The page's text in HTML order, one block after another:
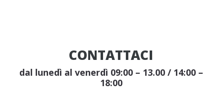
CONTATTACI
dal lunedì al venerdì 09:00 – 13.00 / 14:00 –
18:00